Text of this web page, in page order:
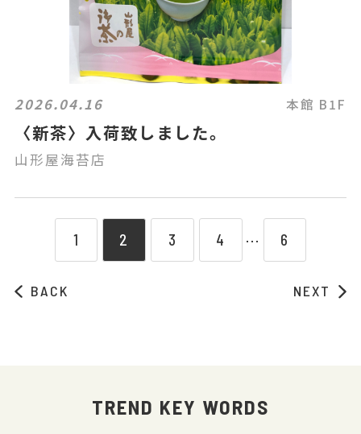
2026.04.16 本館 B1F
〈新茶〉入荷致しました。
山形屋海苔店
BACK
1 2 3 4 ⋯ 6
NEXT
TREND KEY WORDS